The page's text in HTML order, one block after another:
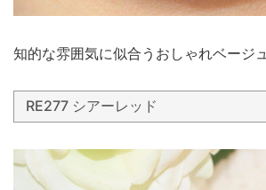
知的な雰囲気に似合うおしゃれベージュ
RE277 シアーレッド